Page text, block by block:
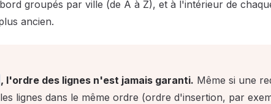
groupés par ville (de A à Z), et à l'intérieur de
ancien.
, l'ordre des lignes n'est jamais garanti. Même si une
lignes dans le même ordre (ordre d'insertion, par